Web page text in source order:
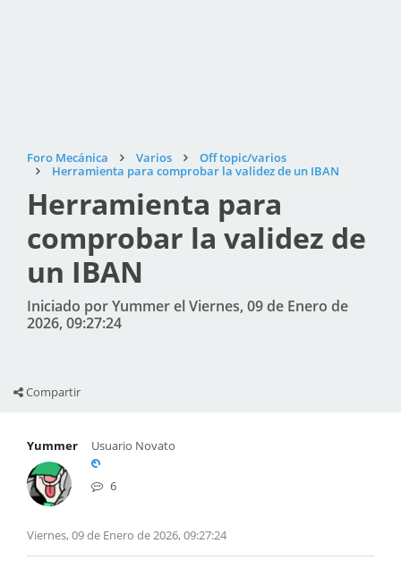
Foro Mecánica Varios
Off topic/varios
Herramienta para comprobar la validez de un IBAN
Herramienta para
comprobar la validez de
un IBAN
Iniciado por Yummer el Viernes, 09 de Enero de
2026, 09:27:24
Compartir
Yummer Usuario Novato
6
Viernes, 09 de Enero de 2026, 09:27:24